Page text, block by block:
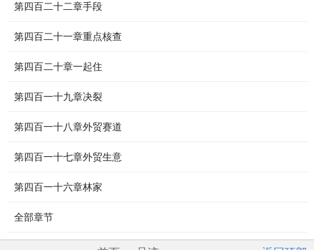
第四百二十二章手段
第四百二十一章重点核查
第四百二十章一起住
第四百一十九章决裂
第四百一十八章外贸赛道
第四百一十七章外贸生意
第四百一十六章林家
全部章节